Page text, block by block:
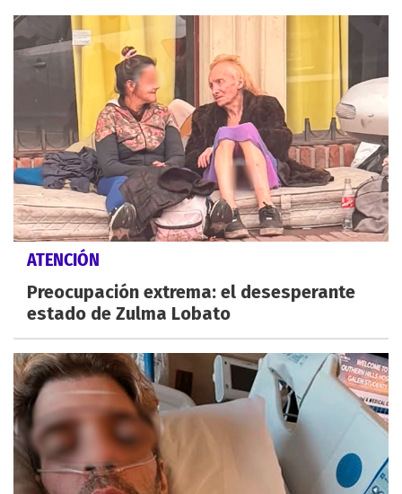
ATENCIÓN
Preocupación extrema: el desesperante
estado de Zulma Lobato